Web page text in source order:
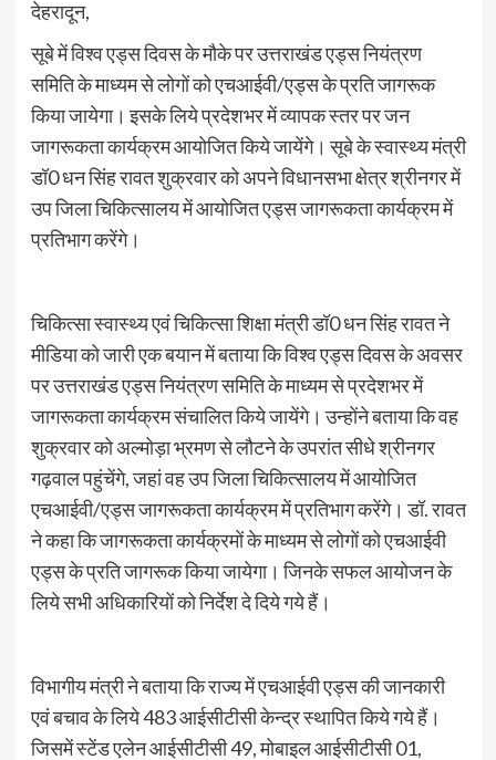
देहरादून,
सूबे में विश्व एड्स दिवस के मौके पर उत्तराखंड एड्स नियंत्रण
समिति के माध्यम से लोगों को एचआईवी/एड्स के प्रति जागरूक
किया जायेगा। इसके लिये प्रदेशभर में व्यापक स्तर पर जन
जागरूकता कार्यक्रम आयोजित किये जायेंगे। सूबे के स्वास्थ्य मंत्री
डॉ0 धन सिंह रावत शुक्रवार को अपने विधानसभा क्षेत्र श्रीनगर में
उप जिला चिकित्सालय में आयोजित एड्स जागरूकता कार्यक्रम में
प्रतिभाग करेंगे।
चिकित्सा स्वास्थ्य एवं चिकित्सा शिक्षा मंत्री डॉ0 धन सिंह रावत ने
मीडिया को जारी एक बयान में बताया कि विश्व एड्स दिवस के अवसर
पर उत्तराखंड एड्स नियंत्रण समिति के माध्यम से प्रदेशभर में
जागरूकता कार्यक्रम संचालित किये जायेंगे। उन्होंने बताया कि वह
शुक्रवार को अल्मोड़ा भ्रमण से लौटने के उपरांत सीधे श्रीनगर
गढ़वाल पहुंचेंगे, जहां वह उप जिला चिकित्सालय में आयोजित
एचआईवी/एड्स जागरूकता कार्यक्रम में प्रतिभाग करेंगे। डॉ. रावत
ने कहा कि जागरूकता कार्यक्रमों के माध्यम से लोगों को एचआईवी
एड्स के प्रति जागरूक किया जायेगा। जिनके सफल आयोजन के
लिये सभी अधिकारियों को निर्देश दे दिये गये हैं।
विभागीय मंत्री ने बताया कि राज्य में एचआईवी एड्स की जानकारी
एवं बचाव के लिये 483 आईसीटीसी केन्द्र स्थापित किये गये हैं।
जिसमें स्टेंड एलेन आईसीटीसी 49, मोबाइल आईसीटीसी 01,